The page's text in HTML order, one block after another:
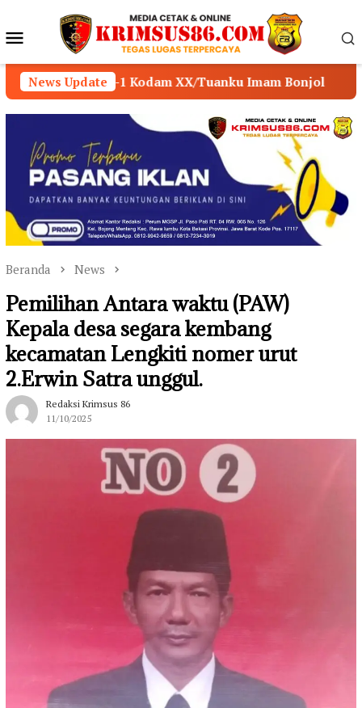
konten Menu
Mobile
News Update
XX/Tuanku Imam Bonjol POLSEK MUARA
Beranda News
Pemilihan Antara waktu (PAW)
Kepala desa segara kembang
kecamatan Lengkiti nomer urut
2.Erwin Satra unggul.
Redaksi Krimsus 86
11/10/2025